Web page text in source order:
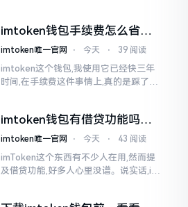
时候都会陷入困惑
imtoken钱包手续费怎么省？
老玩家告诉你几个实在招
imtoken唯一官网 ⋅ 今天 ⋅ 39 阅读
imtoken这个钱包,我使用它已经快三年
时间,在手续费这件事情上,真的是踩了好
imtoken钱包有借贷功能吗？
靠谱不靠谱一文说清楚
imtoken唯一官网 ⋅ 今天 ⋅ 43 阅读
imToken这个东西有不少人在用,然而提
及借贷功能,好多人心里没谱。说实话,im